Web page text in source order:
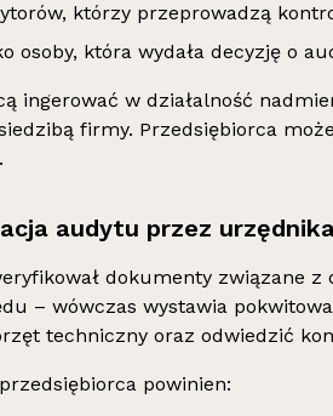
którzy przeprowadzą
osoby, która wydała decyzję o
ingerować w działalność
firmy. Przedsiębiorca
audytu przez
dokumenty związane z
– wówczas wystawia
techniczny oraz odwiedzić
powinien: